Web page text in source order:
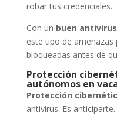
robar tus credenciales.
Con un buen
este tipo de amenazas
bloqueadas antes de
Protección
autónomos en
Protección
antivirus. Es